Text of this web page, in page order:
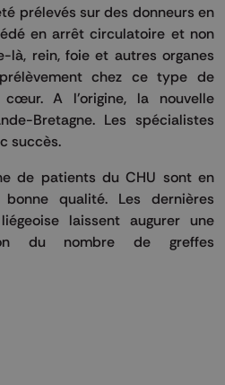
prélevés sur des donneurs en
en arrêt circulatoire et non
là, rein, foie et autres organes
chez ce type de
A l'origine, la nouvelle
Bretagne. Les spécialistes
succès.
de patients du CHU sont en
qualité. Les dernières
laissent augurer une
du nombre de greffes